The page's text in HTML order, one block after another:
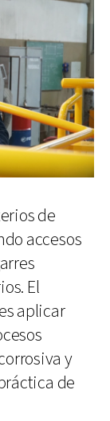
de
accesos
El
aplicar
y
de